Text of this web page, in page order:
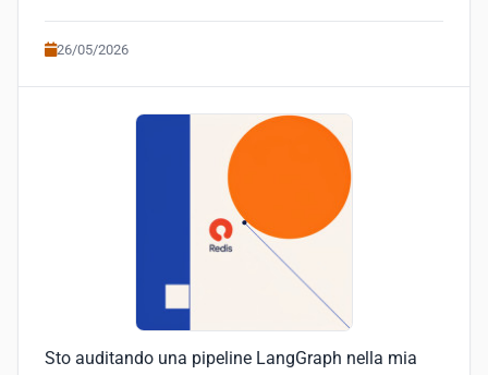
26/05/2026
Sto auditando una pipeline LangGraph nella mia